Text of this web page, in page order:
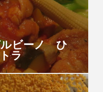
ビーノ ひ
ラ